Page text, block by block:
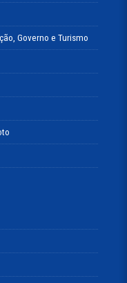
Governo e Turismo